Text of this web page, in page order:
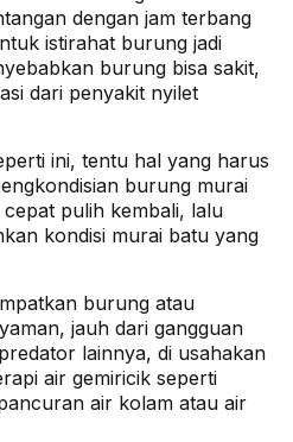
dengan jam terbang
istirahat burung jadi
burung bisa sakit,
dari penyakit nyilet
ini, tentu hal yang harus
burung murai
pulih kembali, lalu
kondisi murai batu yang
burung atau
jauh dari gangguan
lainnya, di usahakan
air gemiricik seperti
air kolam atau air